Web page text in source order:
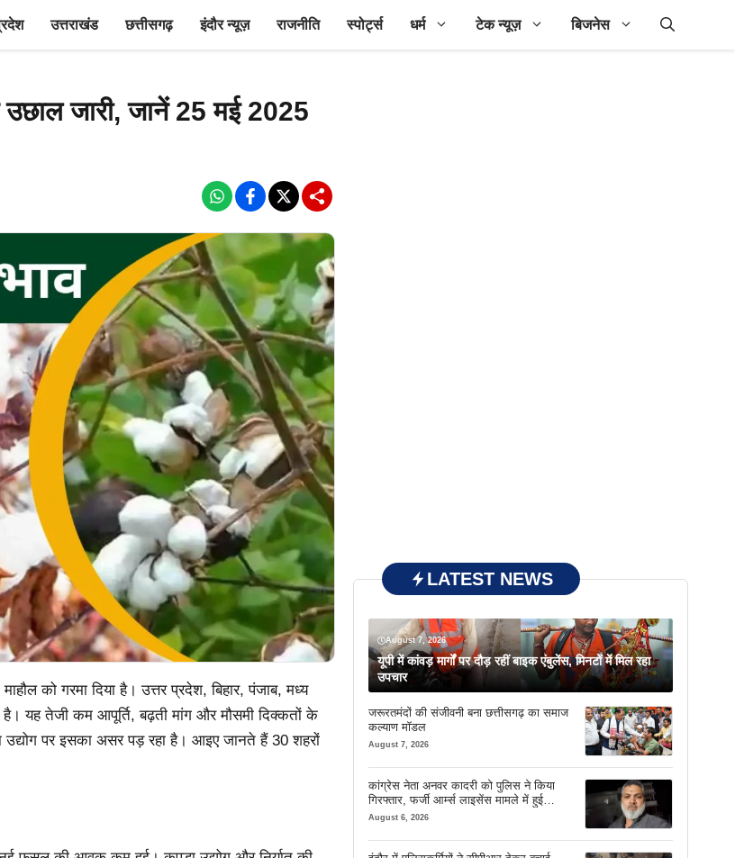
उत्तराखंड छत्तीसगढ़ इंदौर न्यूज़ राजनीति स्पोर्ट्स धर्म टेक न्यूज़ बिजनेस
जारी, जानें 25 मई 2025
को गरमा दिया है। उत्तर प्रदेश, बिहार, पंजाब, मध्य
यह तेजी कम आपूर्ति, बढ़ती मांग और मौसमी दिक्कतों के
पर इसका असर पड़ रहा है। आइए जानते हैं 30 शहरों
LATEST NEWS
August 7, 2026
यूपी में कांवड़ मार्गों पर दौड़ रहीं बाइक एंबुलेंस, मिनटों में मिल रहा
उपचार
जरूरतमंदों की संजीवनी बना छत्तीसगढ़ का समाज
कल्याण मॉडल
August 7, 2026
कांग्रेस नेता अनवर कादरी को पुलिस ने किया
गिरफ्तार, फर्जी आर्म्स लाइसेंस मामले में हुई
कार्रवाई
August 6, 2026